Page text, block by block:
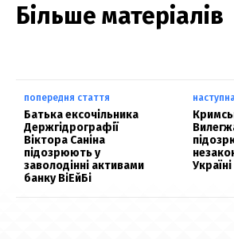
Більше матеріалів
попередня стаття
Батька ексочільника
Держгідрографії
Віктора Саніна
підозрюють у
заволодінні активами
банку ВіЕйБі
Україні